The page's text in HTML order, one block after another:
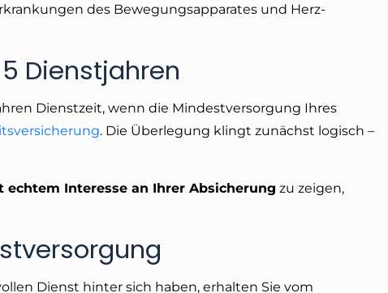
des Bewegungsapparates und Herz-
Dienstjahren
Dienstzeit, wenn die Mindestversorgung Ihres
. Die Überlegung klingt zunächst logisch –
Interesse an Ihrer Absicherung zu zeigen,
Dienst hinter sich haben, erhalten Sie vom